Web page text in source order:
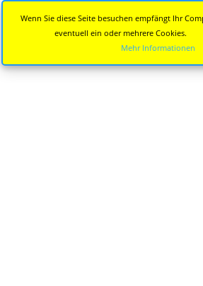
Wenn Sie diese Seite besuchen empfängt Ihr
eventuell ein oder mehrere Cookies.
Mehr Informationen